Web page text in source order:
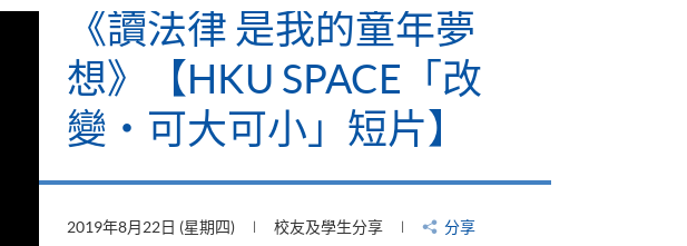
《讀法律 是我的童年夢
想》【HKU SPACE「改
變‧可大可小」短片】
2019年8月22日 (星期四) 校友及學生分享
分享